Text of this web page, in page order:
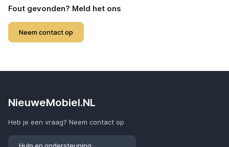
Fout gevonden? Meld het ons
Neem contact op
NieuweMobiel.NL
Heb je een vraag? Neem contact op